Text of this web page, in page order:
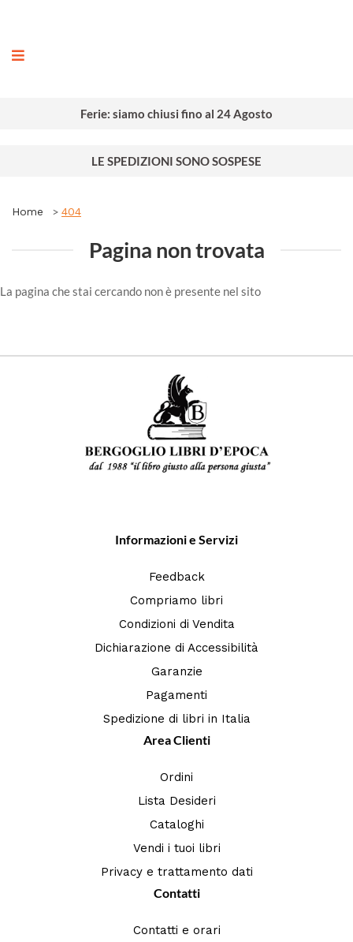
Ferie: siamo chiusi fino al 24 Agosto
LE SPEDIZIONI SONO SOSPESE
Home 404
Pagina non trovata
La pagina che stai cercando non è presente nel sito
Informazioni e Servizi
Feedback
Compriamo libri
Condizioni di Vendita
Dichiarazione di Accessibilità
Garanzie
Pagamenti
Spedizione di libri in Italia
Area Clienti
Ordini
Lista Desideri
Cataloghi
Vendi i tuoi libri
Privacy e trattamento dati
Contatti
Contatti e orari